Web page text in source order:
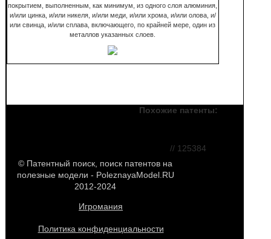
покрытием, выполненным, как минимум, из одного слоя алюминия,
и/или цинка, и/или никеля, и/или меди, и/или хрома, и/или олова, и/
или свинца, и/или сплава, включающего, по крайней мере, один из
металлов указанных слоев.
Похожие патенты:
// 125384
© Патентный поиск, поиск патентов на
полезные модели - PoleznayaModel.RU
2012-2024
Игромания
Политика конфиденциальности